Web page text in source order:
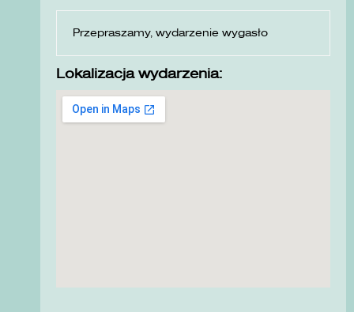
Przepraszamy, wydarzenie wygasło
Lokalizacja wydarzenia: